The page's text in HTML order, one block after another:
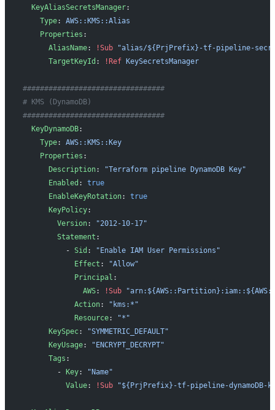
  KeyAliasSecretsManager
:
    Type
: AWS::KMS::Alias
    Properties
:
      AliasName
: !Sub "alias/${PrjPrefix}-tf-pipeline-
      TargetKeyId
: !Ref KeySecretsManager
#################################
# KMS (DynamoDB)
#################################
  KeyDynamoDB
:
    Type
: AWS::KMS::Key
    Properties
:
      Description
:
"Terraform pipeline DynamoDB Key"
      Enabled
: true
      EnableKeyRotation
: true
      KeyPolicy
:
        Version
:
"2012-10-17"
        Statement
:
          -
Sid :
"Enable IAM User Permissions"
            Effect
:
"Allow"
            Principal
:
              AWS
: !Sub
            Action
:
"kms:*"
            Resource
:
"*"
      KeySpec
:
"SYMMETRIC_DEFAULT"
      KeyUsage
:
"ENCRYPT_DECRYPT"
      Tags
:
        -
Key:
"Name"
          Value
: !Sub "${PrjPrefix}-tf-pipeline-dynamoDB-